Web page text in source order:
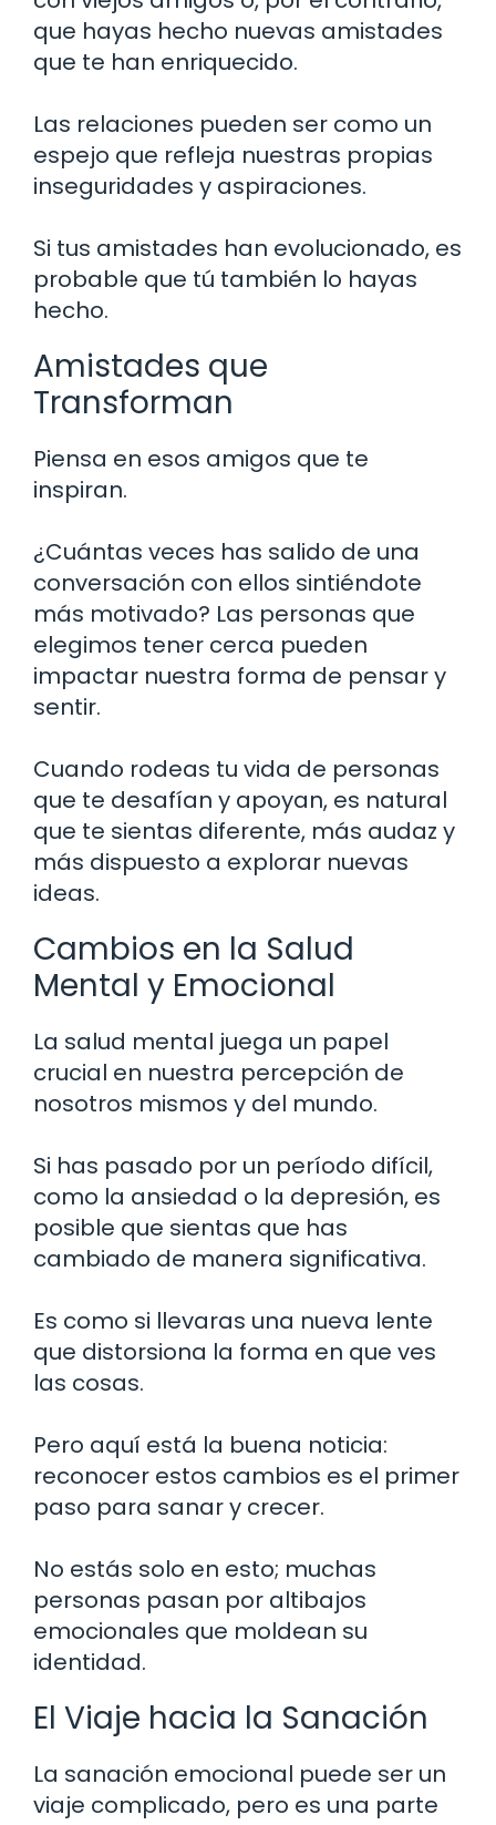
que hayas hecho nuevas amistades
que te han enriquecido.
Las relaciones pueden ser como un
espejo que refleja nuestras propias
inseguridades y aspiraciones.
Si tus amistades han evolucionado, es
probable que tú también lo hayas
hecho.
Amistades que
Transforman
Piensa en esos amigos que te
inspiran.
¿Cuántas veces has salido de una
conversación con ellos sintiéndote
más motivado? Las personas que
elegimos tener cerca pueden
impactar nuestra forma de pensar y
sentir.
Cuando rodeas tu vida de personas
que te desafían y apoyan, es natural
que te sientas diferente, más audaz y
más dispuesto a explorar nuevas
ideas.
Cambios en la Salud
Mental y Emocional
La salud mental juega un papel
crucial en nuestra percepción de
nosotros mismos y del mundo.
Si has pasado por un período difícil,
como la ansiedad o la depresión, es
posible que sientas que has
cambiado de manera significativa.
Es como si llevaras una nueva lente
que distorsiona la forma en que ves
las cosas.
Pero aquí está la buena noticia:
reconocer estos cambios es el primer
paso para sanar y crecer.
No estás solo en esto; muchas
personas pasan por altibajos
emocionales que moldean su
identidad.
El Viaje hacia la Sanación
La sanación emocional puede ser un
viaje complicado, pero es una parte